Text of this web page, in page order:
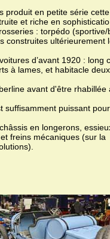
produit en petite série cette
et riche en
: torpédo
construites ultérieurement
d’avant 1920 : long
à lames, et habitacle
avant d'être rhabillée
suffisamment puissant pour
en longerons,
freins mécaniques (sur la